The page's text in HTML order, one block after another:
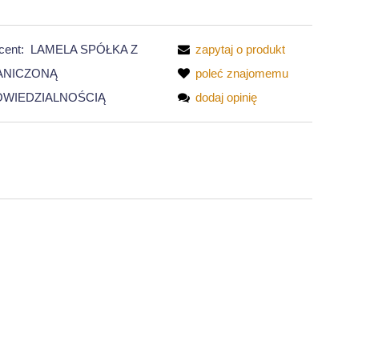
LAMELA SPÓŁKA Z
zapytaj o produkt
poleć znajomemu
dodaj opinię